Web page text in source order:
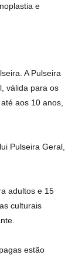
e
A Pulseira
válida para os
aos 10 anos,
Pulseira Geral,
adultos e 15
culturais
estão